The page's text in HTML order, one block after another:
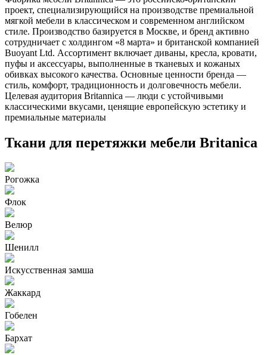
проект, специализирующийся на производстве премиальной
мягкой мебели в классическом и современном английском
стиле. Производство базируется в Москве, и бренд активно
сотрудничает с холдингом «8 марта» и британской компанией
Buoyant Ltd. Ассортимент включает диваны, кресла, кровати,
пуфы и аксессуары, выполненные в тканевых и кожаных
обивках высокого качества. Основные ценности бренда —
стиль, комфорт, традиционность и долговечность мебели.
Целевая аудитория Britannica — люди с устойчивыми
классическими вкусами, ценящие европейскую эстетику и
премиальные материалы​
Ткани для перетяжки мебели Britanica
Рогожка
Флок
Велюр
Шенилл
Искусственная замша
Жаккард
Гобелен
Бархат